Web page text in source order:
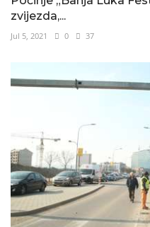
zvijezda,...
Jul 5, 2021 0 37